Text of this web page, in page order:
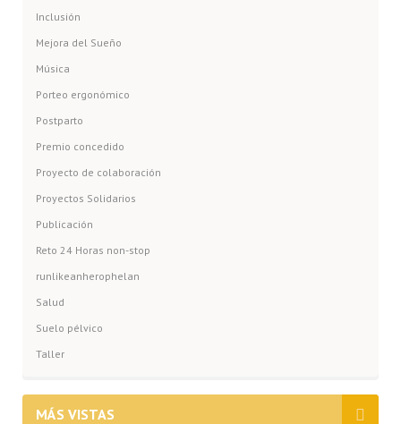
Inclusión
Mejora del Sueño
Música
Porteo ergonómico
Postparto
Premio concedido
Proyecto de colaboración
Proyectos Solidarios
Publicación
Reto 24 Horas non-stop
runlikeanherophelan
Salud
Suelo pélvico
Taller
MÁS VISTAS